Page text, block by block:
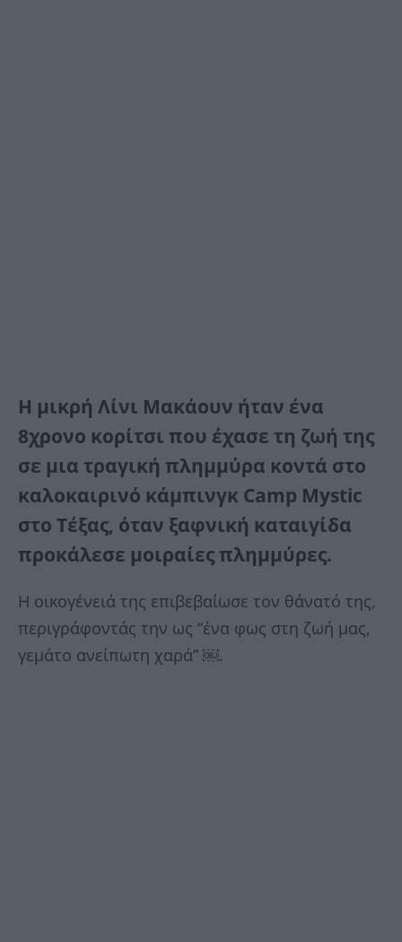
Η μικρή Λίνι Μακάουν ήταν ένα
8χρονο κορίτσι που έχασε τη ζωή της
σε μια τραγική πλημμύρα κοντά στο
καλοκαιρινό κάμπινγκ Camp Mystic
στο Τέξας, όταν ξαφνική καταιγίδα
προκάλεσε μοιραίες πλημμύρες.
Η οικογένειά της επιβεβαίωσε τον θάνατό της,
περιγράφοντάς την ως “ένα φως στη ζωή μας,
γεμάτο ανείπωτη χαρά” ￼.